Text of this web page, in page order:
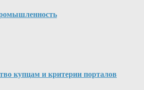
купцам и критерии порталов